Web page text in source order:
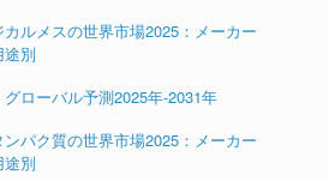
ルメスの世界市場2025：メーカー
別
ローバル予測2025年-2031年
パク質の世界市場2025：メーカー
別